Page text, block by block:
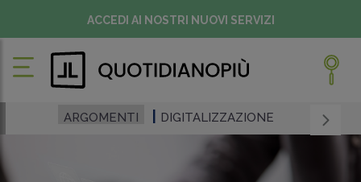
ACCEDI AI NOSTRI NUOVI SERVIZI
ARGOMENTI DIGITALIZZAZIONE